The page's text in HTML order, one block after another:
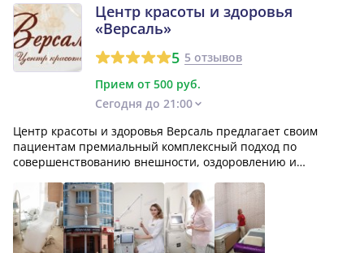
Центр красоты и здоровья
«Версаль»
5 5 отзывов
Прием от 500 руб.
Сегодня до 21:00
Центр красоты и здоровья Версаль предлагает своим
пациентам премиальный комплексный подход по
совершенствованию внешности, оздоровлению и